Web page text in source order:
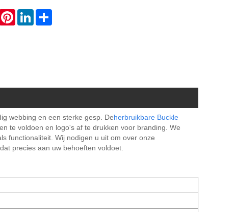
PinterestLinkedInShare
webbing en een sterke gesp. Deherbruikbare Buckle
te voldoen en logo's af te drukken voor branding. We
functionaliteit. Wij nodigen u uit om over onze
precies aan uw behoeften voldoet.